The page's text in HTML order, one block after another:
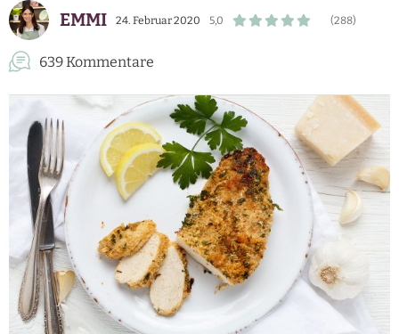
EMMI 24. Februar 2020 5,0 (288)
639 Kommentare